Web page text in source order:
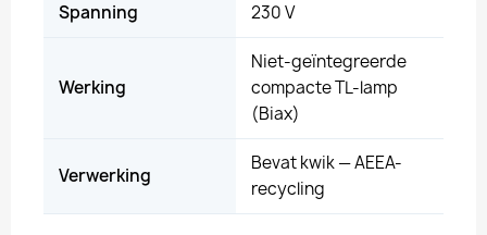
Spanning 230 V
Werking
Niet-geïntegreerde
compacte TL-lamp
(Biax)
Verwerking
Bevat kwik — AEEA-
recycling